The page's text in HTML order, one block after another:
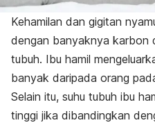
Kehamilan dan gigitan
dengan banyaknya karbon
tubuh. Ibu hamil
banyak daripada orang
Selain itu, suhu tubuh ibu
tinggi jika dibandingkan